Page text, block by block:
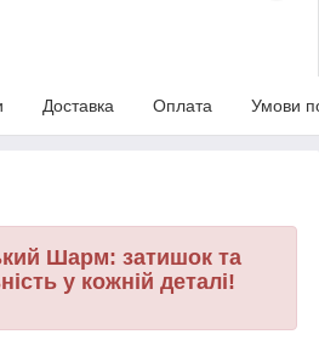
Доставка Оплата Умови
Шарм: затишок та
у кожній деталі!